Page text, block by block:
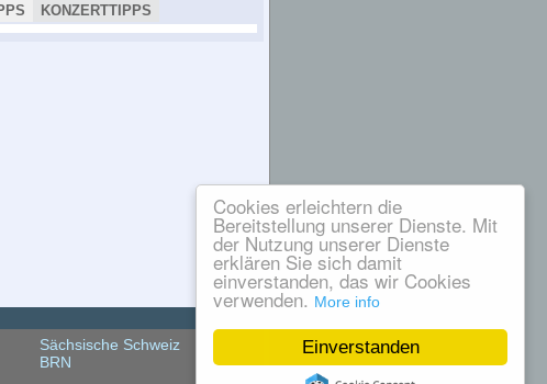
Einverstanden
Cookies erleichtern die
Bereitstellung unserer Dienste. Mit
der Nutzung unserer Dienste
erklären Sie sich damit
einverstanden, das wir Cookies
verwenden. More info
KONZERTTIPPS
Sächsische Schweiz
BRN